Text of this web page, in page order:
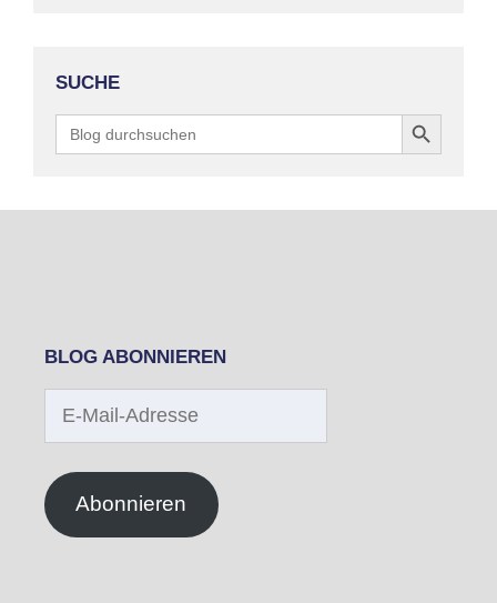
SUCHE
for:
Search Button
BLOG ABONNIEREN
Abonnieren